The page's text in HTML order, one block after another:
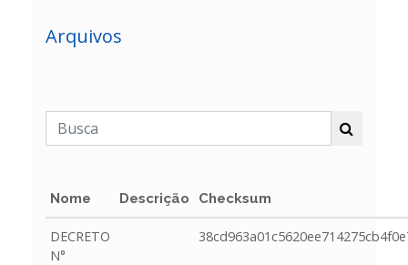
Arquivos
Nome Descrição Checksum
DECRETO
N°